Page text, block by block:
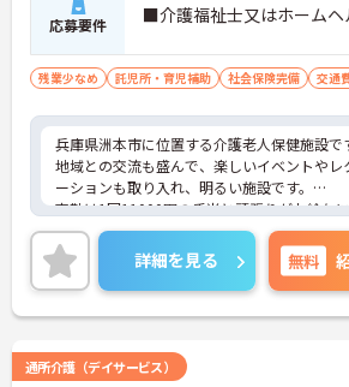
応募要件 ■介護福祉士又はホームヘ
残業少なめ 託児所・育児補助 社会保険完備 交通
兵庫県洲本市に位置する介護老人保健施設で
地域との交流も盛んで、楽しいイベントやレ
ーションも取り入れ、明るい施設です。
夜勤は1回11000円の手当と頑張りがお給与
かりと反映されますのもうれしいポイントで
ご興味のある方には、面接対策ポイントなど
に詳細をお話しいたしますのでお気軽にご相
さい！
詳細を見る 無料
通所介護（デイサービス）